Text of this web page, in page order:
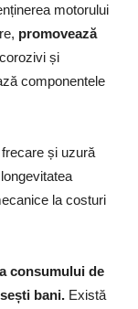
motorului
promovează
și
componentele
și uzură
la costuri
consumului de
bani. Există